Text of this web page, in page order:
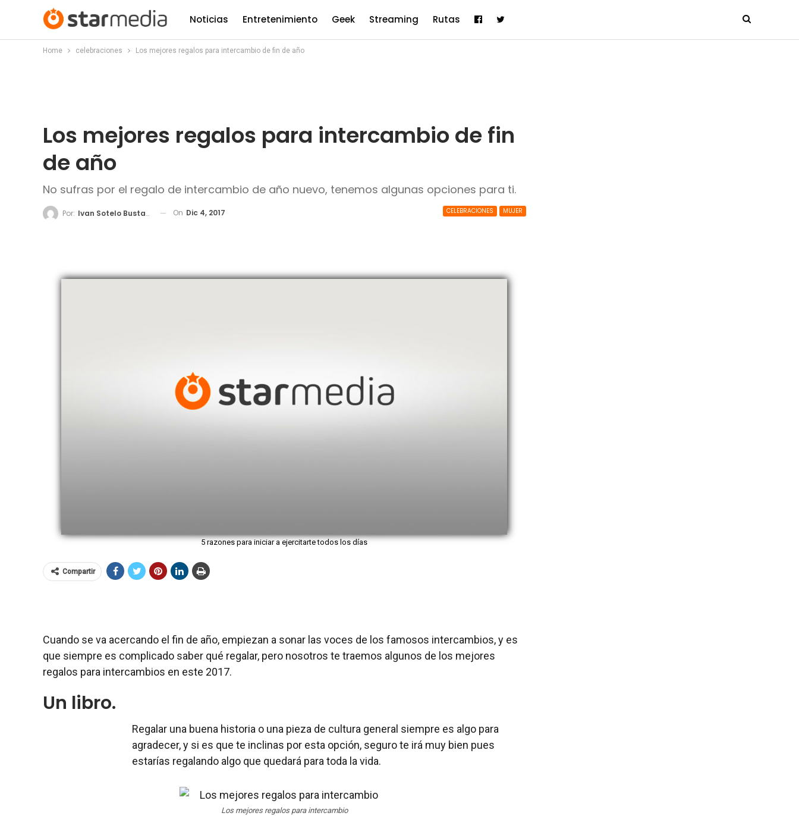
Noticias Entretenimiento Geek Streaming Rutas
Home celebraciones Los mejores regalos para intercambio de fin de año
Los mejores regalos para intercambio de fin
de año
No sufras por el regalo de intercambio de año nuevo, tenemos algunas opciones para ti.
CELEBRACIONES MUJER
Por: Ivan Sotelo Bustamante On Dic 4, 2017
5 razones para iniciar a ejercitarte todos los días
Compartir
Cuando se va acercando el fin de año, empiezan a sonar las voces de los famosos intercambios, y es
que siempre es complicado saber qué regalar, pero nosotros te traemos algunos de los mejores
regalos para intercambios en este 2017.
Un libro.
Regalar una buena historia o una pieza de cultura general siempre es algo para
agradecer, y si es que te inclinas por esta opción, seguro te irá muy bien pues
estarías regalando algo que quedará para toda la vida.
Los mejores regalos para intercambio